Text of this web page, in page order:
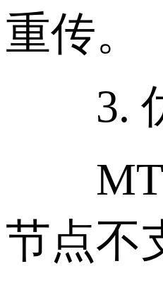
重传。
3. 优
MTU(
节点不